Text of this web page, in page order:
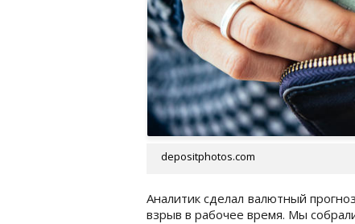
depositphotos.com
Аналитик сделал валютный
взрыв в рабочее время. Мы